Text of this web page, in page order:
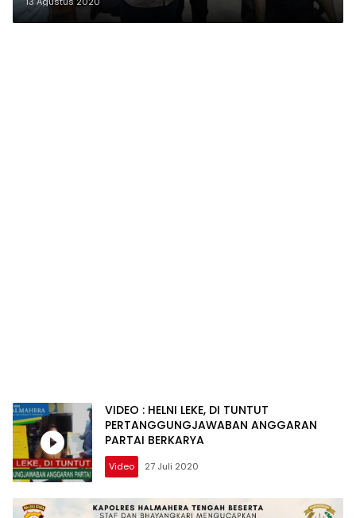
VIDEO : HELNI LEKE, DI TUNTUT
PERTANGGUNGJAWABAN ANGGARAN
PARTAI BERKARYA
Video 27 Juli 2020